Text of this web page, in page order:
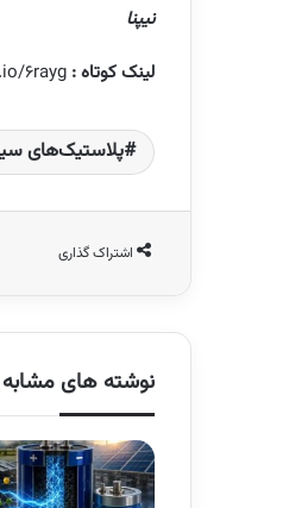
نیپنا
لینک کوتاه : 6rayg
پلاستیک‌های
اشتراک گذاری
نوشته های مشابه